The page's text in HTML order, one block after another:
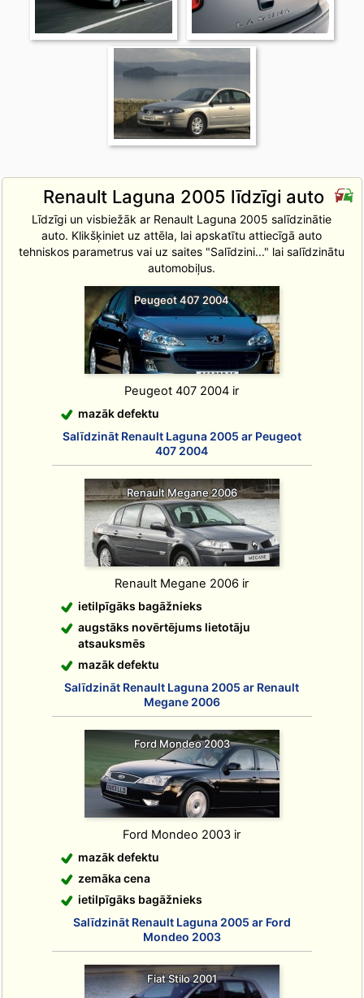
Renault Laguna 2005 līdzīgi auto
Līdzīgi un visbiežāk ar Renault Laguna 2005 salīdzinātie
auto. Klikšķiniet uz attēla, lai apskatītu attiecīgā auto
tehniskos parametrus vai uz saites "Salīdzini..." lai salīdzinātu
automobiļus.
Peugeot 407 2004
Peugeot 407 2004 ir
mazāk defektu
Salīdzināt Renault Laguna 2005 ar Peugeot
407 2004
Renault Megane 2006
Renault Megane 2006 ir
ietilpīgāks bagāžnieks
augstāks novērtējums lietotāju
atsauksmēs
mazāk defektu
Salīdzināt Renault Laguna 2005 ar Renault
Megane 2006
Ford Mondeo 2003
Ford Mondeo 2003 ir
mazāk defektu
zemāka cena
ietilpīgāks bagāžnieks
Salīdzināt Renault Laguna 2005 ar Ford
Mondeo 2003
Fiat Stilo 2001